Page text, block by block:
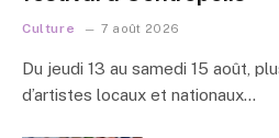
Culture 7 août 2026
Du jeudi 13 au samedi 15 août,
d’artistes locaux et nationaux…